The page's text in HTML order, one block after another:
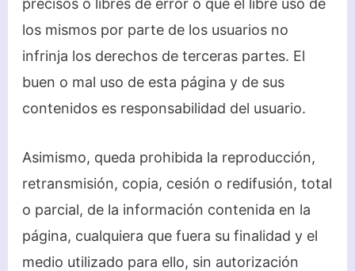
precisos o libres de error o que el libre uso de
los mismos por parte de los usuarios no
infrinja los derechos de terceras partes. El
buen o mal uso de esta página y de sus
contenidos es responsabilidad del usuario.
Asimismo, queda prohibida la reproducción,
retransmisión, copia, cesión o redifusión, total
o parcial, de la información contenida en la
página, cualquiera que fuera su finalidad y el
medio utilizado para ello, sin autorización